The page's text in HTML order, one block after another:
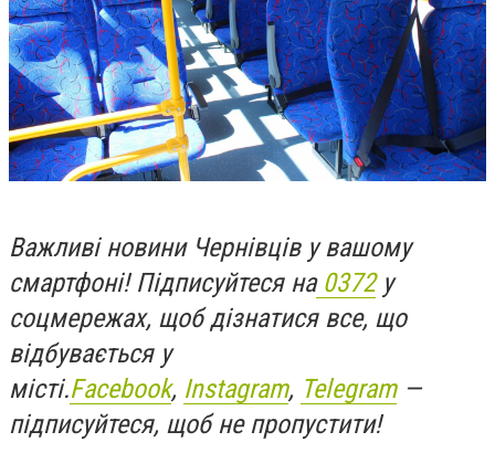
Важливі новини Чернівців у вашому
смартфоні! Підписуйтеся на0372у
соцмережах, щоб дізнатися все, що
відбувається у
місті.Facebook, Instagram, Telegram—
підписуйтеся, щоб не пропустити!